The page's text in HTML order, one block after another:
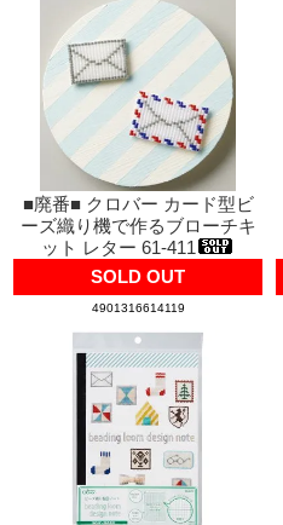
■廃番■ クロバー カード型ビ
ーズ織り機で作るブローチキ
ット レター 61-411
SOLD OUT
4901316614119